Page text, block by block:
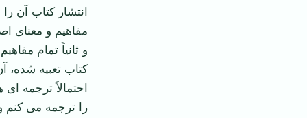
انتشار کتاب آن
مفاهیم و معنای
و ثانیاً تمام
کتاب تعبیه شده،
احتمالاً ترجمه
را ترجمه می کنم